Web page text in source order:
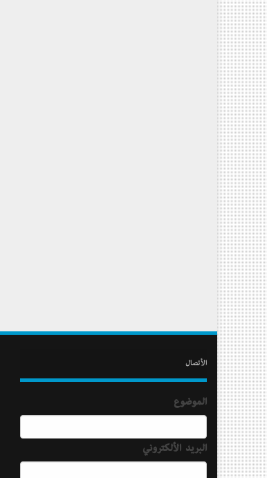
الأتصال
الموضوع
البريد الألكتروني